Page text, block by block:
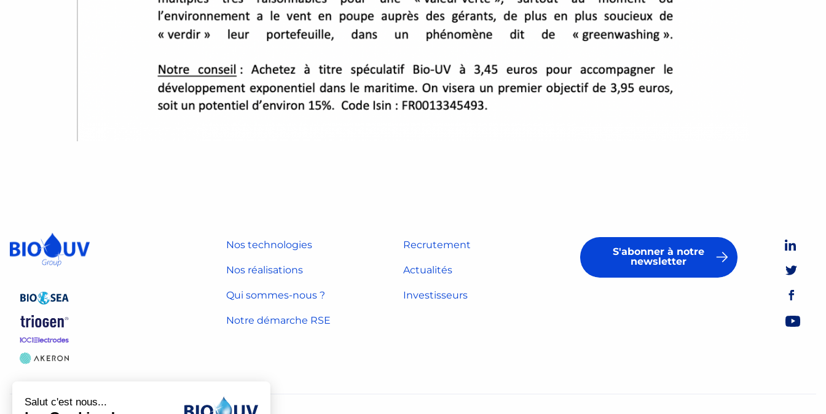
Nos technologies
Nos réalisations
Qui sommes-nous ?
Notre démarche RSE
Recrutement
Actualités
Investisseurs
S'abonner à notre
newsletter
Salut c'est nous...